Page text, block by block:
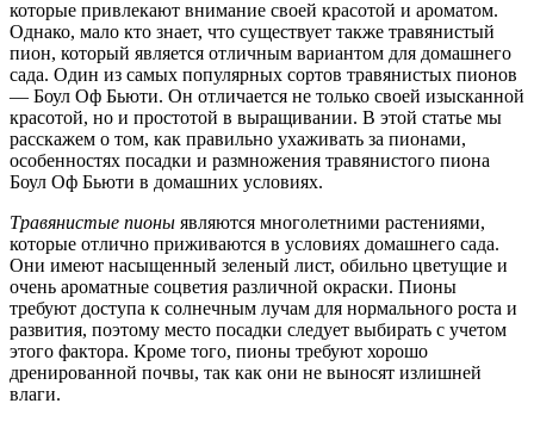
которые привлекают внимание своей красотой и ароматом.
Однако, мало кто знает, что существует также травянистый
пион, который является отличным вариантом для домашнего
сада. Один из самых популярных сортов травянистых пионов
— Боул Оф Бьюти. Он отличается не только своей изысканной
красотой, но и простотой в выращивании. В этой статье мы
расскажем о том, как правильно ухаживать за пионами,
особенностях посадки и размножения травянистого пиона
Боул Оф Бьюти в домашних условиях.
Травянистые пионы являются многолетними растениями,
которые отлично приживаются в условиях домашнего сада.
Они имеют насыщенный зеленый лист, обильно цветущие и
очень ароматные соцветия различной окраски. Пионы
требуют доступа к солнечным лучам для нормального роста и
развития, поэтому место посадки следует выбирать с учетом
этого фактора. Кроме того, пионы требуют хорошо
дренированной почвы, так как они не выносят излишней
влаги.